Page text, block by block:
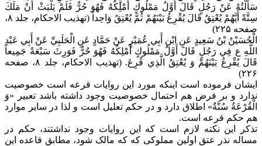
سَأَلْتُهُ عَنْ رَجُلٍ قَالَ أَوَّلُ مَمْلُوكٍ أَمْلِكُهُ فَهُوَ حُرٌّ فَلَمْ يَلْبَثْ أَنْ مَلَكَ
سِتَّةً أَيَّهُمْ يُعْتِقُ قَالَ يُقْرِعُ بَيْنَهُمْ ثُمَّ يُعْتِقُ وَاحِداً (تهذیب الاحکام، جلد ۸،
صفحه ۲۲۵)
الْحُسَيْنُ بْنُ سَعِيدٍ عَنِ ابْنِ أَبِي عُمَيْرٍ عَنْ حَمَّادٍ عَنِ الْحَلَبِيِّ عَنْ أَبِي عَبْدِ
اللَّهِ‌ ع فِي رَجُلٍ قَالَ أَوَّلُ مَمْلُوكٍ أَمْلِكُهُ فَهُوَ حُرٌّ فَوَرِثَ سَبْعَةً جَمِيعاً
قَالَ يُقْرِعُ بَيْنَهُمْ وَ يُعْتِقُ الَّذِي قُرِعَ. (تهذیب الاحکام، جلد ۸، صفحه
۲۲۶)
ایشان فرموده است اینکه مورد این روایات قرعه است خصوصیت
ندارد و بر فرض هم احتمال خصوصیت وجود داشته باشد تعبیر «وَ
الْقُرْعَةُ سُنَّةٌ» اطلاق دارد و در حکم تعلیل است و لذا در سایر موارد
هم حکم قرعه است.
تذکر این نکته لازم است که این روایات وجود نداشتند، حکم در
مساله نذر عتق اولین مملوکی که که مالک شود، مطابق قاعده این